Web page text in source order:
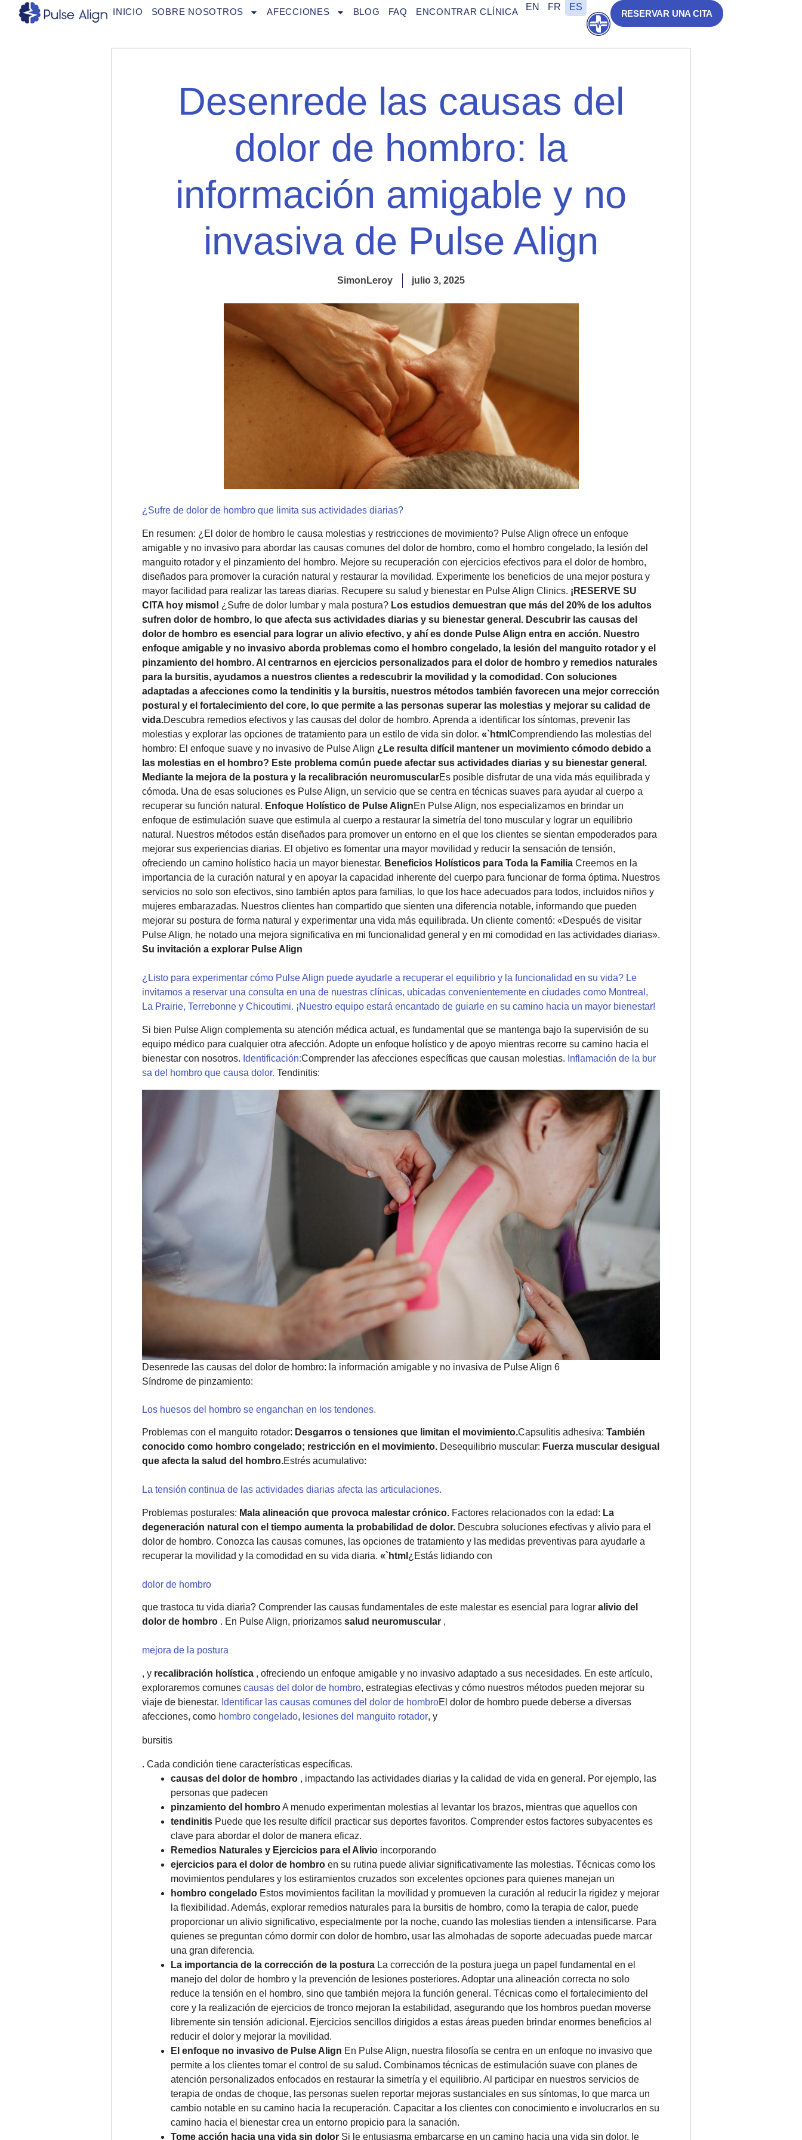
INICIO SOBRE NOSOTROS AFECCIONES BLOG FAQ ENCONTRAR CLÍNICA EN FR
ES
Abrir
RESERVAR UNA CITA
Desenrede las causas del
dolor de hombro: la
información amigable y no
invasiva de Pulse Align
SimonLeroy julio 3, 2025
¿Sufre de dolor de hombro que limita sus actividades diarias?
En resumen: ¿El dolor de hombro le causa molestias y restricciones de movimiento? Pulse Align ofrece un enfoque
amigable y no invasivo para abordar las causas comunes del dolor de hombro, como el hombro congelado, la lesión del
manguito rotador y el pinzamiento del hombro. Mejore su recuperación con ejercicios efectivos para el dolor de hombro,
diseñados para promover la curación natural y restaurar la movilidad. Experimente los beneficios de una mejor postura y
mayor facilidad para realizar las tareas diarias. Recupere su salud y bienestar en Pulse Align Clinics. ¡RESERVE SU
CITA hoy mismo! ¿Sufre de dolor lumbar y mala postura? Los estudios demuestran que más del 20% de los adultos
sufren dolor de hombro, lo que afecta sus actividades diarias y su bienestar general. Descubrir las causas del
dolor de hombro es esencial para lograr un alivio efectivo, y ahí es donde Pulse Align entra en acción. Nuestro
enfoque amigable y no invasivo aborda problemas como el hombro congelado, la lesión del manguito rotador y el
pinzamiento del hombro. Al centrarnos en ejercicios personalizados para el dolor de hombro y remedios naturales
para la bursitis, ayudamos a nuestros clientes a redescubrir la movilidad y la comodidad. Con soluciones
adaptadas a afecciones como la tendinitis y la bursitis, nuestros métodos también favorecen una mejor corrección
postural y el fortalecimiento del core, lo que permite a las personas superar las molestias y mejorar su calidad de
vida.Descubra remedios efectivos y las causas del dolor de hombro. Aprenda a identificar los síntomas, prevenir las
molestias y explorar las opciones de tratamiento para un estilo de vida sin dolor. «`html Comprendiendo las molestias del
hombro: El enfoque suave y no invasivo de Pulse Align ¿Le resulta difícil mantener un movimiento cómodo debido a
las molestias en el hombro? Este problema común puede afectar sus actividades diarias y su bienestar general.
Mediante la mejora de la postura y la recalibración neuromuscularEs posible disfrutar de una vida más equilibrada y
cómoda. Una de esas soluciones es Pulse Align, un servicio que se centra en técnicas suaves para ayudar al cuerpo a
recuperar su función natural. Enfoque Holístico de Pulse AlignEn Pulse Align, nos especializamos en brindar un
enfoque de estimulación suave que estimula al cuerpo a restaurar la simetría del tono muscular y lograr un equilibrio
natural. Nuestros métodos están diseñados para promover un entorno en el que los clientes se sientan empoderados para
mejorar sus experiencias diarias. El objetivo es fomentar una mayor movilidad y reducir la sensación de tensión,
ofreciendo un camino holístico hacia un mayor bienestar. Beneficios Holísticos para Toda la Familia Creemos en la
importancia de la curación natural y en apoyar la capacidad inherente del cuerpo para funcionar de forma óptima. Nuestros
servicios no solo son efectivos, sino también aptos para familias, lo que los hace adecuados para todos, incluidos niños y
mujeres embarazadas. Nuestros clientes han compartido que sienten una diferencia notable, informando que pueden
mejorar su postura de forma natural y experimentar una vida más equilibrada. Un cliente comentó: «Después de visitar
Pulse Align, he notado una mejora significativa en mi funcionalidad general y en mi comodidad en las actividades diarias».
Su invitación a explorar Pulse Align
¿Listo para experimentar cómo Pulse Align puede ayudarle a recuperar el equilibrio y la funcionalidad en su vida? Le
invitamos a reservar una consulta en una de nuestras clínicas, ubicadas convenientemente en ciudades como Montreal,
La Prairie, Terrebonne y Chicoutimi. ¡Nuestro equipo estará encantado de guiarle en su camino hacia un mayor bienestar!
Si bien Pulse Align complementa su atención médica actual, es fundamental que se mantenga bajo la supervisión de su
equipo médico para cualquier otra afección. Adopte un enfoque holístico y de apoyo mientras recorre su camino hacia el
bienestar con nosotros. Identificación:Comprender las afecciones específicas que causan molestias. Inflamación de la bur
sa del hombro que causa dolor. Tendinitis:
Desenrede las causas del dolor de hombro: la información amigable y no invasiva de Pulse Align 6
Síndrome de pinzamiento:
Los huesos del hombro se enganchan en los tendones.
Problemas con el manguito rotador: Desgarros o tensiones que limitan el movimiento.Capsulitis adhesiva: También
conocido como hombro congelado; restricción en el movimiento. Desequilibrio muscular: Fuerza muscular desigual
que afecta la salud del hombro.Estrés acumulativo:
La tensión continua de las actividades diarias afecta las articulaciones.
Problemas posturales: Mala alineación que provoca malestar crónico. Factores relacionados con la edad: La
degeneración natural con el tiempo aumenta la probabilidad de dolor. Descubra soluciones efectivas y alivio para el
dolor de hombro. Conozca las causas comunes, las opciones de tratamiento y las medidas preventivas para ayudarle a
recuperar la movilidad y la comodidad en su vida diaria. «`html ¿Estás lidiando con
dolor de hombro
que trastoca tu vida diaria? Comprender las causas fundamentales de este malestar es esencial para lograr alivio del
dolor de hombro . En Pulse Align, priorizamos salud neuromuscular ,
mejora de la postura
, y recalibración holística , ofreciendo un enfoque amigable y no invasivo adaptado a sus necesidades. En este artículo,
exploraremos comunes causas del dolor de hombro, estrategias efectivas y cómo nuestros métodos pueden mejorar su
viaje de bienestar. Identificar las causas comunes del dolor de hombroEl dolor de hombro puede deberse a diversas
afecciones, como hombro congelado, lesiones del manguito rotador, y
bursitis
. Cada condición tiene características específicas.
causas del dolor de hombro , impactando las actividades diarias y la calidad de vida en general. Por ejemplo, las
personas que padecen
pinzamiento del hombroA menudo experimentan molestias al levantar los brazos, mientras que aquellos con
tendinitis Puede que les resulte difícil practicar sus deportes favoritos. Comprender estos factores subyacentes es
clave para abordar el dolor de manera eficaz.
Remedios Naturales y Ejercicios para el Alivio incorporando
ejercicios para el dolor de hombro en su rutina puede aliviar significativamente las molestias. Técnicas como los
movimientos pendulares y los estiramientos cruzados son excelentes opciones para quienes manejan un
hombro congelado Estos movimientos facilitan la movilidad y promueven la curación al reducir la rigidez y mejorar
la flexibilidad. Además, explorar remedios naturales para la bursitis de hombro, como la terapia de calor, puede
proporcionar un alivio significativo, especialmente por la noche, cuando las molestias tienden a intensificarse. Para
quienes se preguntan cómo dormir con dolor de hombro, usar las almohadas de soporte adecuadas puede marcar
una gran diferencia.
La importancia de la corrección de la postura La corrección de la postura juega un papel fundamental en el
manejo del dolor de hombro y la prevención de lesiones posteriores. Adoptar una alineación correcta no solo
reduce la tensión en el hombro, sino que también mejora la función general. Técnicas como el fortalecimiento del
core y la realización de ejercicios de tronco mejoran la estabilidad, asegurando que los hombros puedan moverse
libremente sin tensión adicional. Ejercicios sencillos dirigidos a estas áreas pueden brindar enormes beneficios al
reducir el dolor y mejorar la movilidad.
El enfoque no invasivo de Pulse Align En Pulse Align, nuestra filosofía se centra en un enfoque no invasivo que
permite a los clientes tomar el control de su salud. Combinamos técnicas de estimulación suave con planes de
atención personalizados enfocados en restaurar la simetría y el equilibrio. Al participar en nuestros servicios de
terapia de ondas de choque, las personas suelen reportar mejoras sustanciales en sus síntomas, lo que marca un
cambio notable en su camino hacia la recuperación. Capacitar a los clientes con conocimiento e involucrarlos en su
camino hacia el bienestar crea un entorno propicio para la sanación.
Tome acción hacia una vida sin dolor Si le entusiasma embarcarse en un camino hacia una vida sin dolor, le